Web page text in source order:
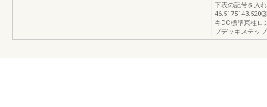
下表の記号を入
キDC標準束柱ロ
プデッキステッ